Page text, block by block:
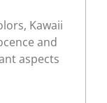
Kawaii
and
aspects